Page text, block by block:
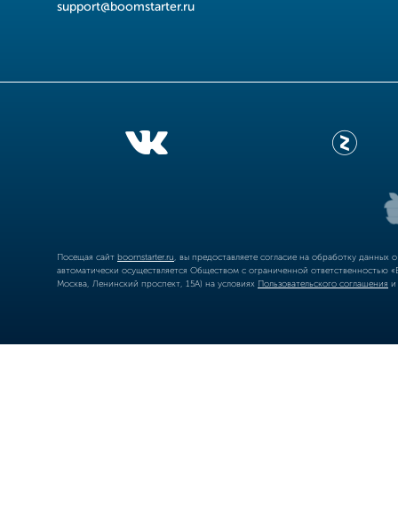
support@boomstarter.ru
Посещая сайт boomstarter.ru , вы предоставляете согласие на обработку
автоматически осуществляется Обществом с ограниченной
Москва, Ленинский проспект, 15А) на условиях Пользовательского соглашения и